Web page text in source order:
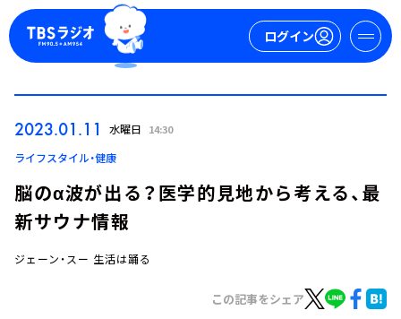
ログイン
ログイン
2023.01.11 水曜日 14:30
ライフスタイル・健康
脳のα波が出る？医学的見地から考える、最
新サウナ情報
ジェーン・スー 生活は踊る
この記事をシェア